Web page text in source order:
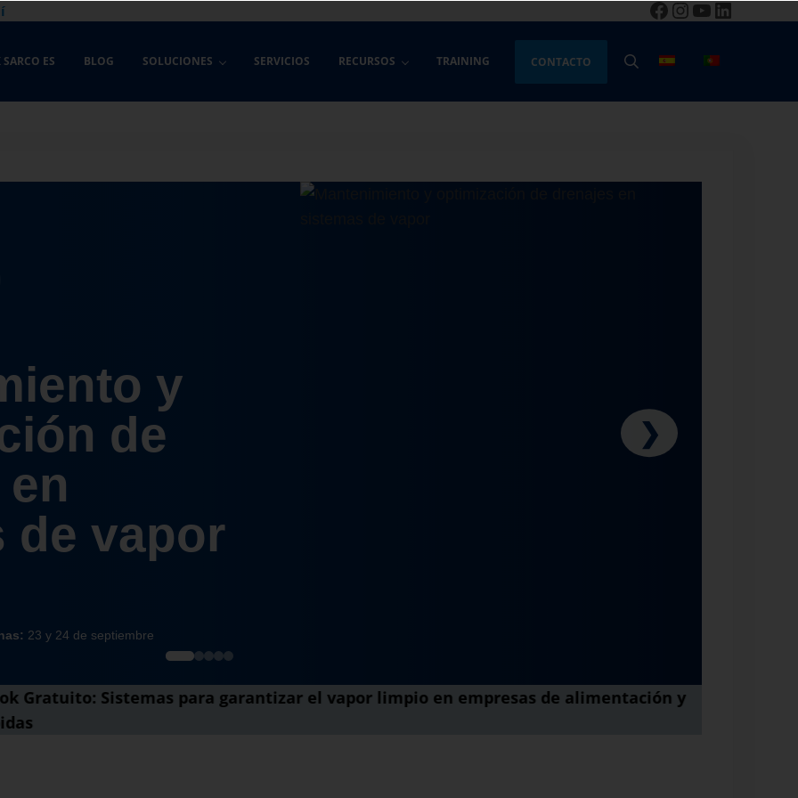
Facebook
Instagram
YouTube
LinkedIn
ES BLOG SOLUCIONES SERVICIOS RECURSOS TRAINING CONTACTO BUSCAR
y
de
de vapor
23 y 24 de septiembre
purgadores de vapor, cómo
fallos comunes y su comprobación
❯
Gratuito: ​Sistemas para garantizar el vapor limpio en empresas de alimentación y